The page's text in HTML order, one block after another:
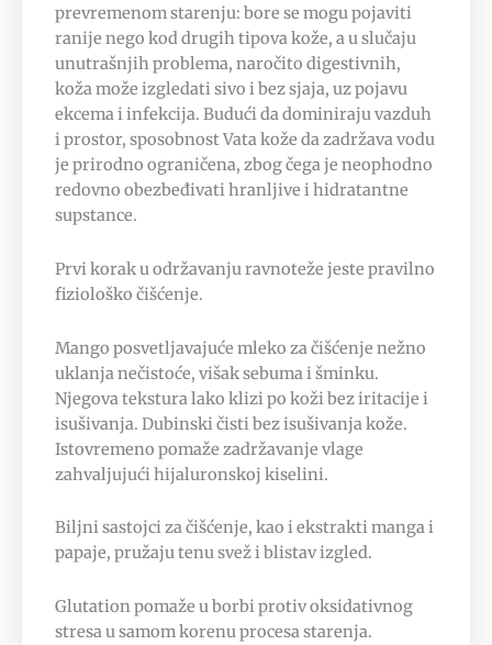
prevremenom starenju: bore se mogu pojaviti
ranije nego kod drugih tipova kože, a u slučaju
unutrašnjih problema, naročito digestivnih,
koža može izgledati sivo i bez sjaja, uz pojavu
ekcema i infekcija. Budući da dominiraju vazduh
i prostor, sposobnost Vata kože da zadržava vodu
je prirodno ograničena, zbog čega je neophodno
redovno obezbeđivati hranljive i hidratantne
supstance.
Prvi korak u održavanju ravnoteže jeste pravilno
fiziološko čišćenje.
Mango posvetljavajuće mleko za čišćenje nežno
uklanja nečistoće, višak sebuma i šminku.
Njegova tekstura lako klizi po koži bez iritacije i
isušivanja. Dubinski čisti bez isušivanja kože.
Istovremeno pomaže zadržavanje vlage
zahvaljujući hijaluronskoj kiselini.
Biljni sastojci za čišćenje, kao i ekstrakti manga i
papaje, pružaju tenu svež i blistav izgled.
Glutation pomaže u borbi protiv oksidativnog
stresa u samom korenu procesa starenja.